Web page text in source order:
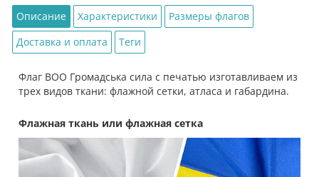
Описание Характеристики
Размеры флагов
Доставка и оплата
Теги
Флаг ВОО Громадська сила с печатью изготавливаем из
трех видов ткани: флажной сетки, атласа и габардина.
Флажная ткань или флажная сетка